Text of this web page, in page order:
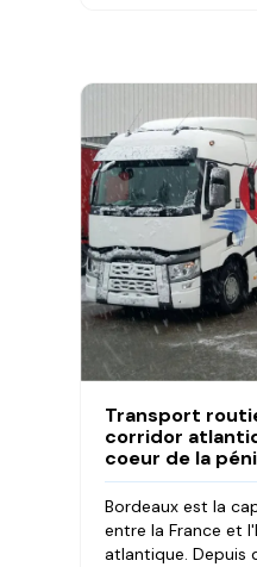
Transport
corridor
coeur de la
Bordeaux est la
entre la France et
atlantique. Depuis